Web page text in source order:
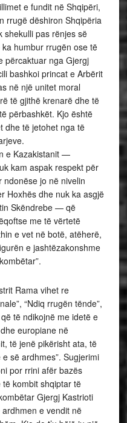
e fundit në Shqipëri,
rrugë dëshiron Shqipëria
pas rënjes së
humbur rrugën ose të
përcaktuar nga Gjergj
bashkoi princat e Arbërit
në një unitet moral
të gjithë krenarë dhe të
përbashkët. Kjo është
dhe të jetohet nga të
e Kazakistanit —
kam aspak respekt për
jo në nivelin
Hoxhës dhe nuk ka asgjë
Skëndrebe — që
me të vërtetë
e vet në botë, atëherë,
e jashtëzakonshme
Rama vihet re
“Ndiq rrugën tënde”,
të ndikojnë me idetë e
europiane në
të jenë pikërisht ata, të
së ardhmes”. Sugjerimi
por rrini afër bazës
kombit shqiptar të
Gjergj Kastrioti
e vendit në